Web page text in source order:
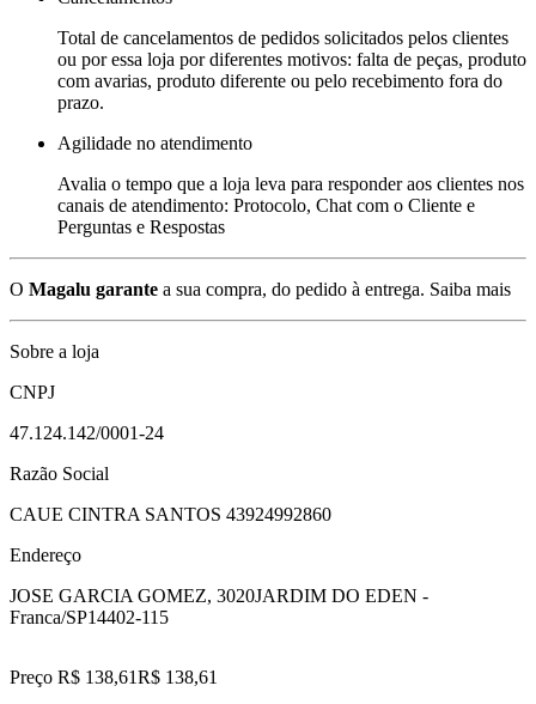
Total de cancelamentos de pedidos solicitados pelos clientes
ou por essa loja por diferentes motivos: falta de peças, produto
com avarias, produto diferente ou pelo recebimento fora do
prazo.
Agilidade no atendimento
Avalia o tempo que a loja leva para responder aos clientes nos
canais de atendimento: Protocolo, Chat com o Cliente e
Perguntas e Respostas
O Magalu garante a sua compra, do pedido à entrega. Saiba mais
Sobre a loja
CNPJ
47.124.142/0001-24
Razão Social
CAUE CINTRA SANTOS 43924992860
Endereço
JOSE GARCIA GOMEZ, 3020JARDIM DO EDEN -
Franca/SP14402-115
Preço R$ 138,61R$ 138,61